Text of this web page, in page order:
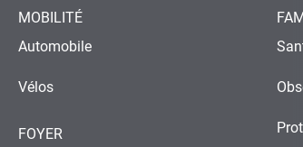
MOBILITÉ
Automobile
Vélos
FOYER